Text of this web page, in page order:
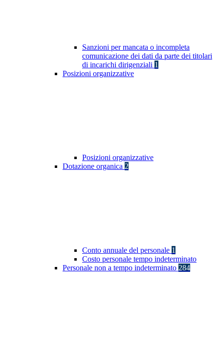
Sanzioni per mancata o incompleta
comunicazione dei dati da parte dei titolari
di incarichi dirigenziali 1
Posizioni organizzative
Posizioni organizzative
Dotazione organica 2
Conto annuale del personale 1
Costo personale tempo indeterminato
Personale non a tempo indeterminato 284